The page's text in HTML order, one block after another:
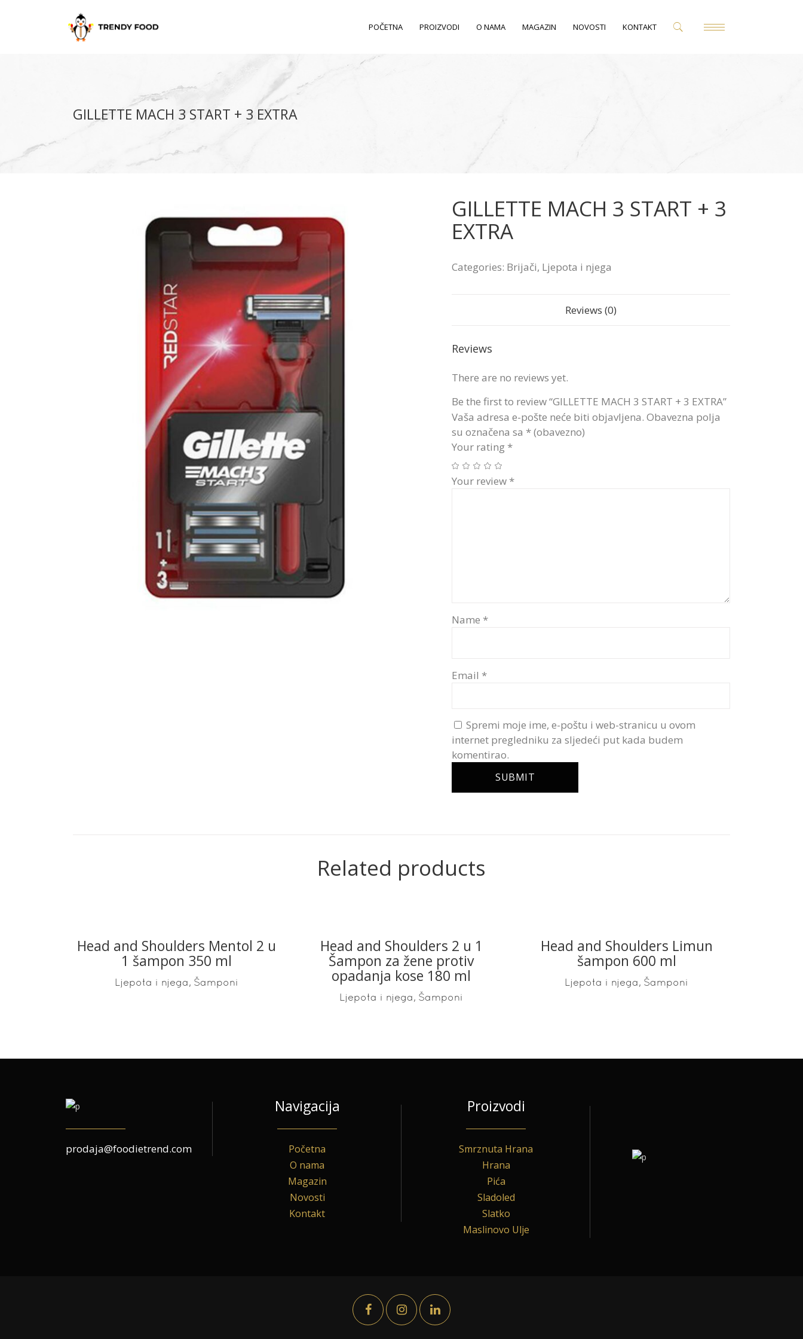
POČETNA PROIZVODI O NAMA MAGAZIN NOVOSTI KONTAKT
GILLETTE MACH 3 START + 3 EXTRA
GILLETTE MACH 3 START + 3
EXTRA
Categories: Brijači, Ljepota i njega
Reviews (0)
Reviews
There are no reviews yet.
Be the first to review “GILLETTE MACH 3 START + 3 EXTRA”
Vaša adresa e-pošte neće biti objavljena. Obavezna polja
su označena sa * (obavezno)
Your rating *
Your review *
Name *
Email *
Spremi moje ime, e-poštu i web-stranicu u ovom
internet pregledniku za sljedeći put kada budem
komentirao.
Related products
READ MORE
Head and Shoulders Mentol 2 u
1 šampon 350 ml
Ljepota i njega, Šamponi
READ MORE
Head and Shoulders 2 u 1
Šampon za žene protiv
opadanja kose 180 ml
Ljepota i njega, Šamponi
READ MORE
Head and Shoulders Limun
šampon 600 ml
Ljepota i njega, Šamponi
prodaja@foodietrend.com
Navigacija
Početna
O nama
Magazin
Novosti
Kontakt
Proizvodi
Smrznuta Hrana
Hrana
Pića
Sladoled
Slatko
Maslinovo Ulje